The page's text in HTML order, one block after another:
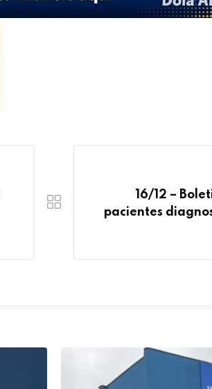
16/12 –
pacientes